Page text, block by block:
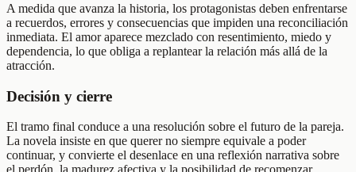
A medida que avanza la historia, los protagonistas deben enfrentarse
a recuerdos, errores y consecuencias que impiden una reconciliación
inmediata. El amor aparece mezclado con resentimiento, miedo y
dependencia, lo que obliga a replantear la relación más allá de la
atracción.
Decisión y cierre
El tramo final conduce a una resolución sobre el futuro de la pareja.
La novela insiste en que querer no siempre equivale a poder
continuar, y convierte el desenlace en una reflexión narrativa sobre